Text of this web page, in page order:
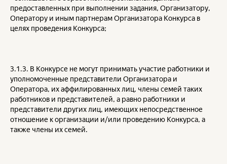
предоставленных при выполнении задания, Организатору,
Оператору и иным партнерам Организатора Конкурса в
целях проведения Конкурса;
3.1.3. В Конкурсе не могут принимать участие работники и
уполномоченные представители Организатора и
Оператора, их аффилированных лиц, члены семей таких
работников и представителей, а равно работники и
представители других лиц, имеющих непосредственное
отношение к организации и/или проведению Конкурса, а
также члены их семей.